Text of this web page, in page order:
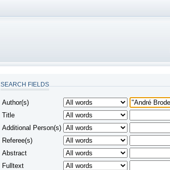
SEARCH FIELDS
Author(s)
Title
Additional Person(s)
Referee(s)
Abstract
Fulltext